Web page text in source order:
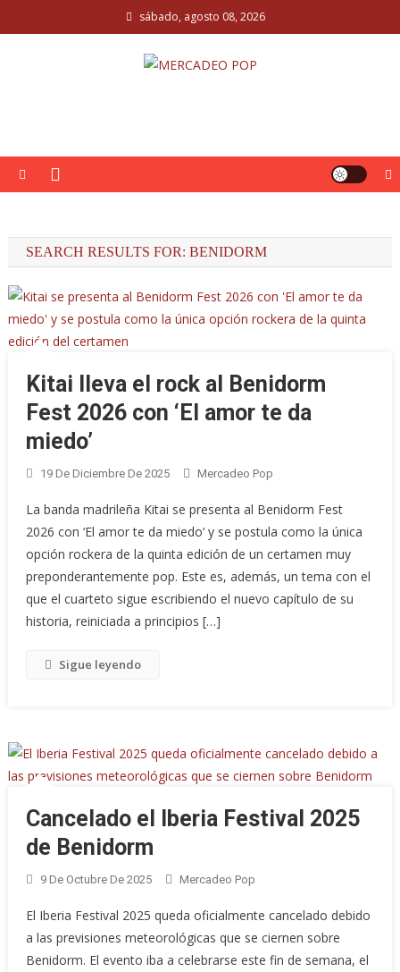
to
sábado, agosto 08, 2026
SEARCH RESULTS FOR: BENIDORM
Kitai lleva el rock al Benidorm
Fest 2026 con ‘El amor te da
miedo’
19 De Diciembre De 2025 Mercadeo Pop
La banda madrileña Kitai se presenta al Benidorm Fest
2026 con ‘El amor te da miedo‘ y se postula como la única
opción rockera de la quinta edición de un certamen muy
preponderantemente pop. Este es, además, un tema con el
que el cuarteto sigue escribiendo el nuevo capítulo de su
historia, reiniciada a principios […]
Sigue leyendo
Cancelado el Iberia Festival 2025
de Benidorm
9 De Octubre De 2025 Mercadeo Pop
El Iberia Festival 2025 queda oficialmente cancelado debido
a las previsiones meteorológicas que se ciernen sobre
Benidorm. El evento iba a celebrarse este fin de semana, el